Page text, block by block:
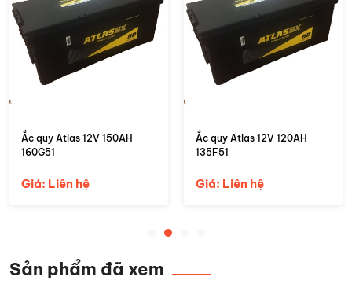
Ắc quy Atlas 12V 150AH
160G51
Giá: Liên hệ
Ắc quy Atlas 12V 120AH
135F51
Giá: Liên hệ
Sản phẩm đã xem